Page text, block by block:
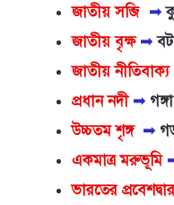
জাতীয় সব্জি ➟
জাতীয় বৃক্ষ ➟বট
জাতীয় নীতিবাক্য
প্রধান নদী ➟ গঙ্গা
উচ্চতম শৃঙ্গ ➟
একমাত্র মরুভূমি
ভারতের প্রবেশদ্বার